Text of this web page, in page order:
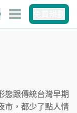
1/10
態跟傳統台灣早期
市，都少了點人情